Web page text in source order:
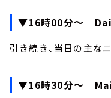
▼16時00分～
引き続き、当日の主な
▼16時30分～